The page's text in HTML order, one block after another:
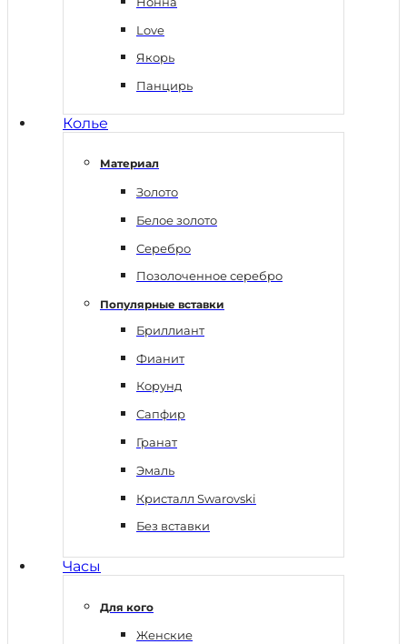
Love
Якорь
Панцирь
Колье
Материал
Золото
Белое золото
Серебро
Позолоченное серебро
Популярные вставки
Бриллиант
Фианит
Корунд
Сапфир
Гранат
Эмаль
Кристалл Swarovski
Без вставки
Часы
Для кого
Женские